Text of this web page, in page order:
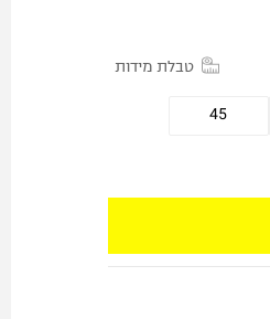
טבלת מידות
45